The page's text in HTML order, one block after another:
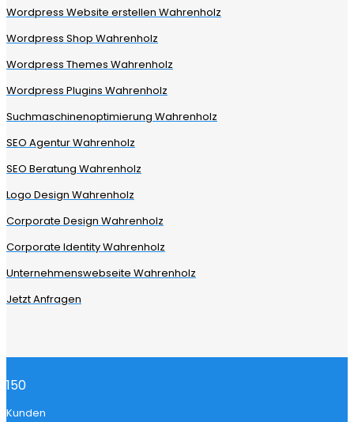
Wordpress Website erstellen Wahrenholz
Wordpress Shop Wahrenholz
Wordpress Themes Wahrenholz
Wordpress Plugins Wahrenholz
Suchmaschinenoptimierung Wahrenholz
SEO Agentur Wahrenholz
SEO Beratung Wahrenholz
Logo Design Wahrenholz
Corporate Design Wahrenholz
Corporate Identity Wahrenholz
Unternehmenswebseite Wahrenholz
Jetzt Anfragen
150
Kunden